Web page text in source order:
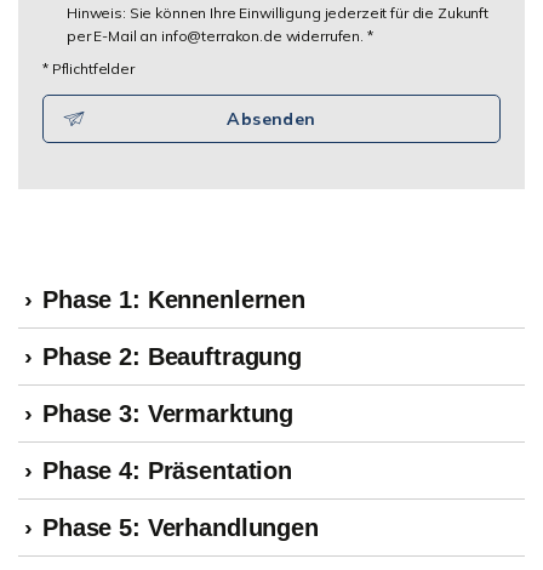
Phase 1: Kennenlernen
Phase 2: Beauftragung
Phase 3: Vermarktung
Phase 4: Präsentation
Phase 5: Verhandlungen
Hinweis: Sie können Ihre Einwilligung jederzeit für die Zukunft
per E-Mail an info@terrakon.de widerrufen. *
* Pflichtfelder
Absenden